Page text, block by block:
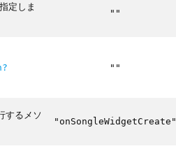
定しま
""
""
するメソ
"onSongleWidgetCreate"